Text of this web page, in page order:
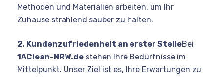
Methoden und Materialien arbeiten, um Ihr
Zuhause strahlend sauber zu halten.
2. Kundenzufriedenheit an erster StelleBei
1AClean-NRW.de stehen Ihre Bedürfnisse im
Mittelpunkt. Unser Ziel ist es, Ihre Erwartungen zu